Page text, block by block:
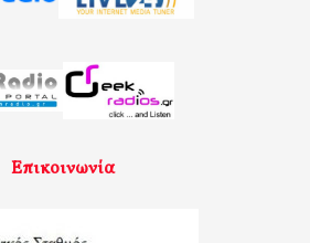
Επικοινωνία